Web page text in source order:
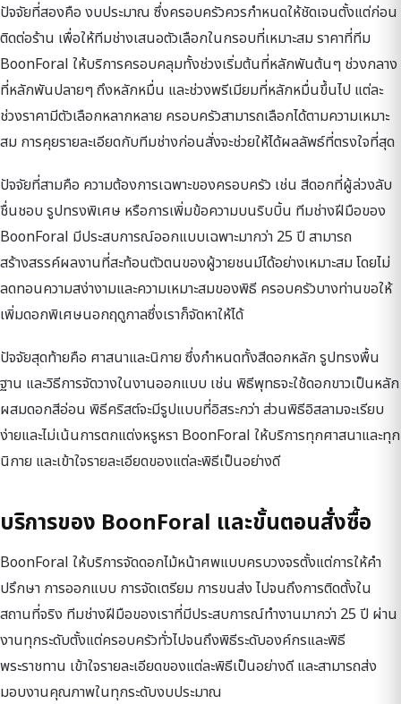
ปัจจัยที่สองคือ งบประมาณ ซึ่งครอบครัวควรกำหนดให้ชัดเจนตั้งแต่ก่อน
ติดต่อร้าน เพื่อให้ทีมช่างเสนอตัวเลือกในกรอบที่เหมาะสม ราคาที่ทีม
BoonForal ให้บริการครอบคลุมทั้งช่วงเริ่มต้นที่หลักพันต้นๆ ช่วงกลาง
ที่หลักพันปลายๆ ถึงหลักหมื่น และช่วงพรีเมียมที่หลักหมื่นขึ้นไป แต่ละ
ช่วงราคามีตัวเลือกหลากหลาย ครอบครัวสามารถเลือกได้ตามความเหมาะ
สม การคุยรายละเอียดกับทีมช่างก่อนสั่งจะช่วยให้ได้ผลลัพธ์ที่ตรงใจที่สุด
ปัจจัยที่สามคือ ความต้องการเฉพาะของครอบครัว เช่น สีดอกที่ผู้ล่วงลับ
ชื่นชอบ รูปทรงพิเศษ หรือการเพิ่มข้อความบนริบบิ้น ทีมช่างฝีมือของ
BoonForal มีประสบการณ์ออกแบบเฉพาะมากว่า 25 ปี สามารถ
สร้างสรรค์ผลงานที่สะท้อนตัวตนของผู้วายชนม์ได้อย่างเหมาะสม โดยไม่
ลดทอนความสง่างามและความเหมาะสมของพิธี ครอบครัวบางท่านขอให้
เพิ่มดอกพิเศษนอกฤดูกาลซึ่งเราก็จัดหาให้ได้
ปัจจัยสุดท้ายคือ ศาสนาและนิกาย ซึ่งกำหนดทั้งสีดอกหลัก รูปทรงพื้น
ฐาน และวิธีการจัดวางในงานออกแบบ เช่น พิธีพุทธจะใช้ดอกขาวเป็นหลัก
ผสมดอกสีอ่อน พิธีคริสต์จะมีรูปแบบที่อิสระกว่า ส่วนพิธีอิสลามจะเรียบ
ง่ายและไม่เน้นการตกแต่งหรูหรา BoonForal ให้บริการทุกศาสนาและทุก
นิกาย และเข้าใจรายละเอียดของแต่ละพิธีเป็นอย่างดี
บริการของ BoonForal และขั้นตอนสั่งซื้อ
BoonForal ให้บริการจัดดอกไม้หน้าศพแบบครบวงจรตั้งแต่การให้คำ
ปรึกษา การออกแบบ การจัดเตรียม การขนส่ง ไปจนถึงการติดตั้งใน
สถานที่จริง ทีมช่างฝีมือของเราที่มีประสบการณ์ทำงานมากว่า 25 ปี ผ่าน
งานทุกระดับตั้งแต่ครอบครัวทั่วไปจนถึงพิธีระดับองค์กรและพิธี
พระราชทาน เข้าใจรายละเอียดของแต่ละพิธีเป็นอย่างดี และสามารถส่ง
มอบงานคุณภาพในทุกระดับงบประมาณ